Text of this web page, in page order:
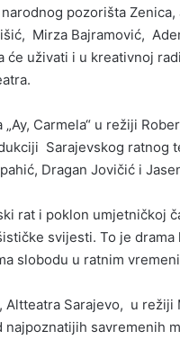
pozorišta
Mirza Bajramović,
uživati i u kreativnoj
Carmela“ u režiji
Sarajevskog ratnog
Dragan Jovičić i
rat i poklon umjetničkoj
svijesti. To je
slobodu u ratnim
Altteatra Sarajevo, u režiji
savremenih